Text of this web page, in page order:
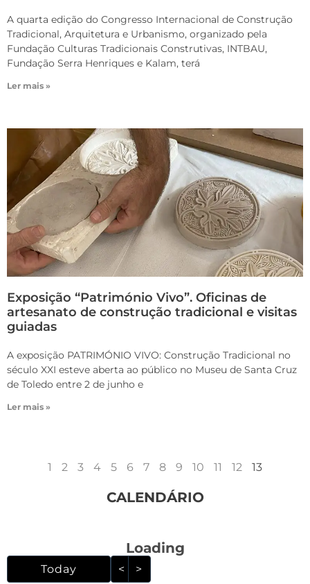
A quarta edição do Congresso Internacional de Construção
Tradicional, Arquitetura e Urbanismo, organizado pela
Fundação Culturas Tradicionais Construtivas, INTBAU,
Fundação Serra Henriques e Kalam, terá
Ler mais »
Exposição “Património Vivo”. Oficinas de
artesanato de construção tradicional e visitas
guiadas
A exposição PATRIMÓNIO VIVO: Construção Tradicional no
século XXI esteve aberta ao público no Museu de Santa Cruz
de Toledo entre 2 de junho e
Ler mais »
1 2 3 4 5 6 7 8 9 10 11 12 13
CALENDÁRIO
Loading - current view
Loading
Today < >